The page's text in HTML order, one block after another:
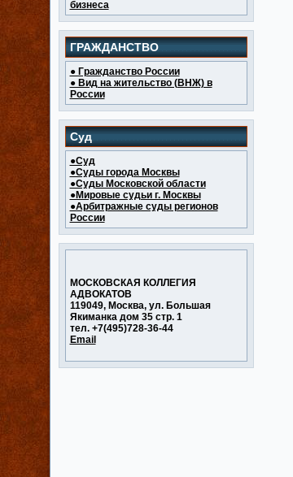
бизнеса
ГРАЖДАНСТВО
● Гражданство России
● Вид на жительство (ВНЖ) в
России
Суд
●Суд
●Суды города Москвы
●Суды Московской области
●Мировые судьи г. Москвы
●Арбитражные суды регионов
России
МОСКОВСКАЯ КОЛЛЕГИЯ
АДВОКАТОВ
119049, Москва, ул. Большая
Якиманка дом 35 стр. 1
тел. +7(495)728-36-44
Email